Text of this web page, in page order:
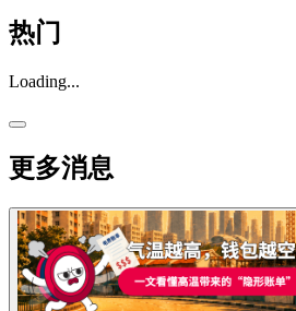
热门
Loading...
更多消息